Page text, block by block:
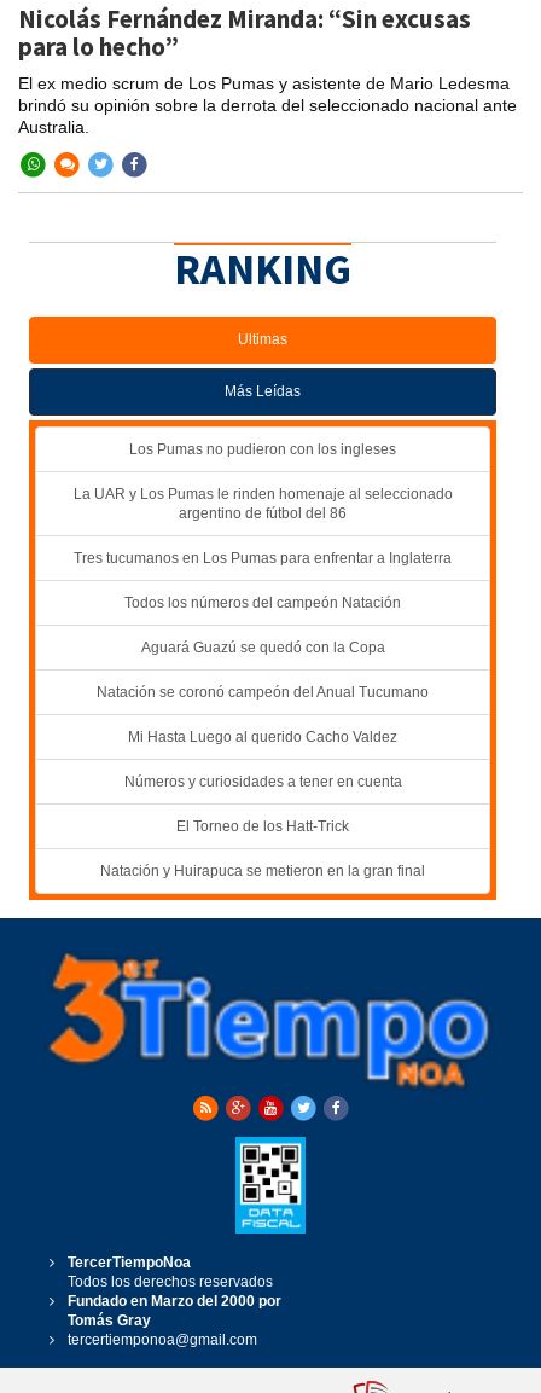
Nicolás Fernández Miranda: “Sin excusas
para lo hecho”
El ex medio scrum de Los Pumas y asistente de Mario Ledesma
brindó su opinión sobre la derrota del seleccionado nacional ante
Australia.
RANKING
Ultimas
Más Leídas
Los Pumas no pudieron con los ingleses
La UAR y Los Pumas le rinden homenaje al seleccionado
argentino de fútbol del 86
Tres tucumanos en Los Pumas para enfrentar a Inglaterra
Todos los números del campeón Natación
Aguará Guazú se quedó con la Copa
Natación se coronó campeón del Anual Tucumano
Mi Hasta Luego al querido Cacho Valdez
Números y curiosidades a tener en cuenta
El Torneo de los Hatt-Trick
Natación y Huirapuca se metieron en la gran final
TercerTiempoNoa
Todos los derechos reservados
Fundado en Marzo del 2000 por
Tomás Gray
tercertiemponoa@gmail.com